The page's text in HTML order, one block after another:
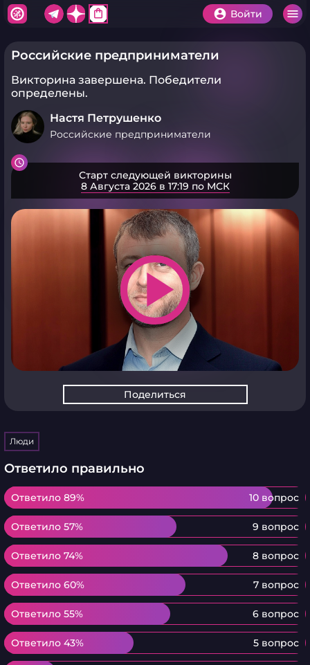
shopping_bag Войти
Российские предприниматели
Викторина завершена. Победители
определены.
Настя Петрушенко
Российские предприниматели
Старт следующей викторины
8 Августа 2026 в 17:19 по МСК
play_arrow
Поделиться
Люди
Ответило правильно
Ответило 89% 10 вопрос
Ответило 89%
Ответило 57% 9 вопрос
Ответило 57%
Ответило 74% 8 вопрос
Ответило 74%
Ответило 60% 7 вопрос
Ответило 60%
Ответило 55% 6 вопрос
Ответило 55%
Ответило 43% 5 вопрос
Ответило 43%